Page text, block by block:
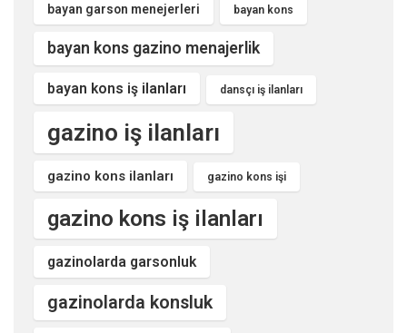
bayan garson menejerleri bayan kons
bayan kons gazino menajerlik
bayan kons iş ilanları dansçı iş ilanları
gazino iş ilanları
gazino kons ilanları gazino kons işi
gazino kons iş ilanları
gazinolarda garsonluk
gazinolarda konsluk